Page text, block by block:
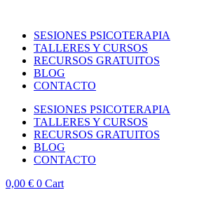
SESIONES PSICOTERAPIA
TALLERES Y CURSOS
RECURSOS GRATUITOS
BLOG
CONTACTO
SESIONES PSICOTERAPIA
TALLERES Y CURSOS
RECURSOS GRATUITOS
BLOG
CONTACTO
0,00 € 0 Cart